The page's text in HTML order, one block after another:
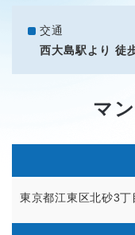
交通
西大島駅より 徒
マ
東京都江東区北砂3丁